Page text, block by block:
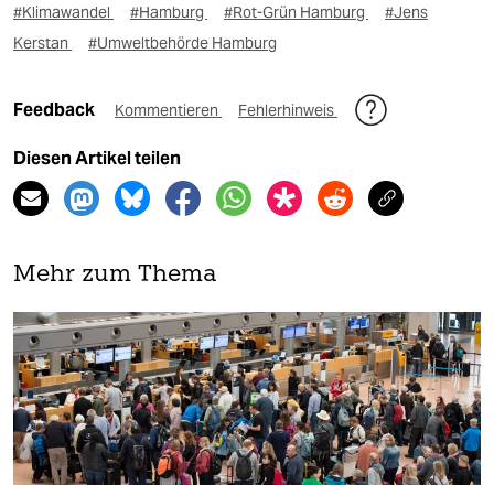
#Klimawandel #Hamburg #Rot-Grün Hamburg
#Jens
Kerstan
#Umweltbehörde Hamburg
Feedback Kommentieren Fehlerhinweis
Diesen Artikel teilen
Mehr zum Thema